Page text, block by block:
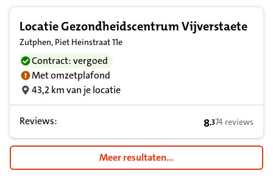
Locatie Gezondheidscentrum Vijverstaete
Zutphen, Piet Heinstraat 11e
Contract: vergoed
Met omzetplafond
43,2 km van je locatie
Reviews: 8,3 op basis
8,374 reviews
Meer resultaten...